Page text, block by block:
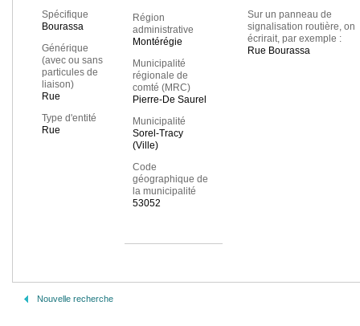
Spécifique
Bourassa
Générique
(avec ou sans
particules de
liaison)
Rue
Type d'entité
Rue
Région
administrative
Montérégie
Municipalité
régionale de
comté (MRC)
Pierre-De Saurel
Municipalité
Sorel-Tracy
(Ville)
Code
géographique de
la municipalité
53052
Sur un panneau de
signalisation routière, on
écrirait, par exemple :
Rue Bourassa
Nouvelle recherche